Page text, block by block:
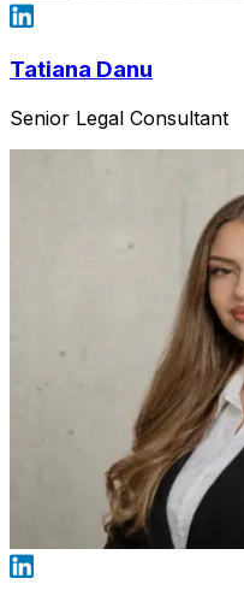
Tatiana Danu
Senior Legal Consultant